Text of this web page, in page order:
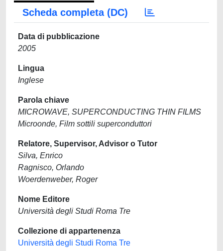
Scheda completa (DC)
Data di pubblicazione
2005
Lingua
Inglese
Parola chiave
MICROWAVE, SUPERCONDUCTING THIN FILMS
Microonde, Film sottili superconduttori
Relatore, Supervisor, Advisor o Tutor
Silva, Enrico
Ragnisco, Orlando
Woerdenweber, Roger
Nome Editore
Università degli Studi Roma Tre
Collezione di appartenenza
Università degli Studi Roma Tre